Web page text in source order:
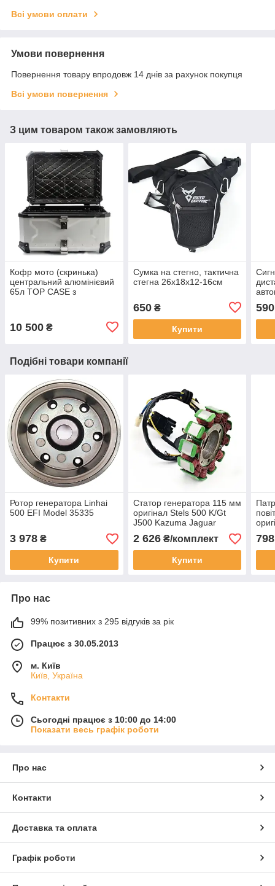
Всі умови оплати
Умови повернення
Повернення товару впродовж 14 днів за рахунок покупця
Всі умови повернення
З цим товаром також замовляють
Кофр мото (скринька)
центральний алюмінієвий
65л TOP CASE з
10 500 ₴
Сумка на стегно, тактична
стегна 26х18х12-16см
650₴
Купити
590
Подібні товари компанії
Ротор генератора Linhai
500 EFI Model 35335
3 978 ₴
Купити
Статор генератора 115 мм
оригінал Stels 500 K/Gt
J500 Kazuma Jaguar
500cc Panda 500cc
192MR-1001410
LU018347
2 626₴/комплект
Купити
EFI
798
Про нас
99% позитивних з 295 відгуків за рік
Працює з 30.05.2013
м. Київ
Київ, Україна
Контакти
Сьогодні працює з 10:00 до 14:00
Показати весь графік роботи
Про нас
Контакти
Доставка та оплата
Графік роботи